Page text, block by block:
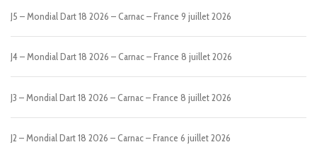
J5 – Mondial Dart 18 2026 – Carnac – France 9 juillet 2026
J4 – Mondial Dart 18 2026 – Carnac – France 8 juillet 2026
J3 – Mondial Dart 18 2026 – Carnac – France 8 juillet 2026
J2 – Mondial Dart 18 2026 – Carnac – France 6 juillet 2026